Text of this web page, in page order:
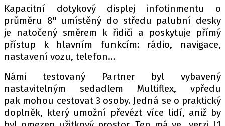
Kapacitní dotykový displej infotinmentu o
průměru 8" umístěný do středu palubní desky
je natočený směrem k řidiči a poskytuje přímý
přístup k hlavním funkcím: rádio, navigace,
nastavení vozu, telefon…
Námi testovaný Partner byl vybavený
nastavitelným sedadlem Multiflex, vpředu
pak mohou cestovat 3 osoby. Jedná se o praktický
doplněk, který umožní převézt více lidí, aniž by